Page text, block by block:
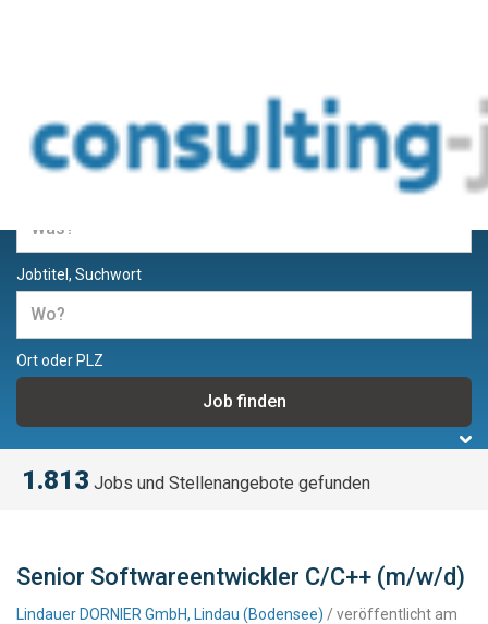
Jobs und Stellenangebote für
Berater und Consultants
Jobtitel, Suchwort
Ort oder PLZ
1.813 Jobs und Stellenangebote gefunden
Senior Softwareentwickler C/C++ (m/w/d)
Lindauer DORNIER GmbH, Lindau (Bodensee) / veröffentlicht am